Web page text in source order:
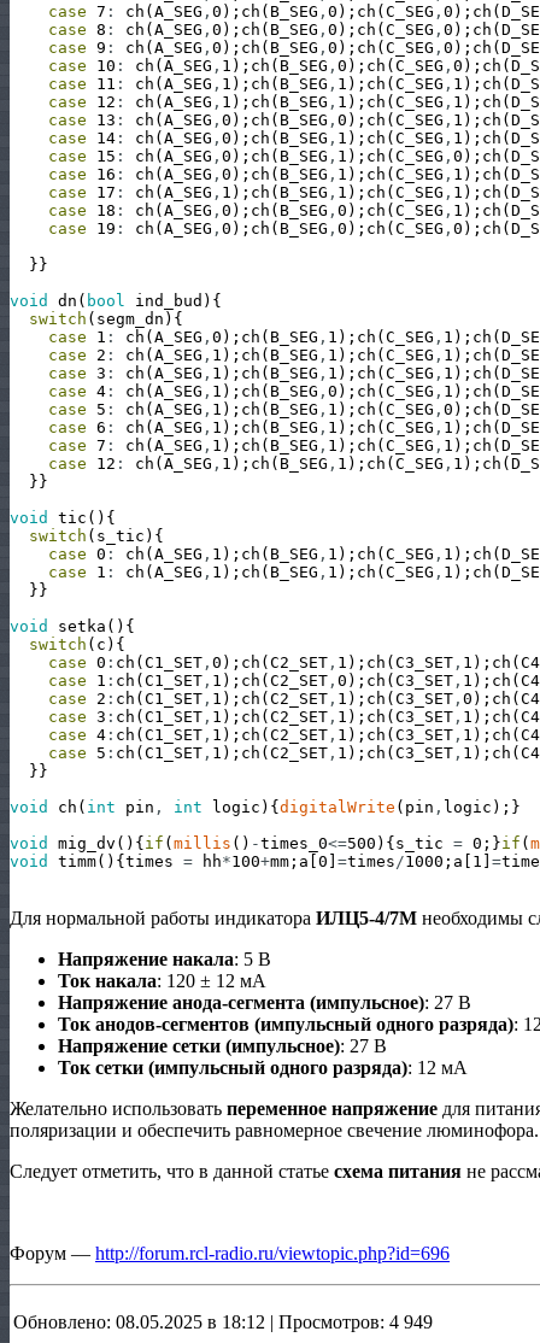
case 7 : ch (A_SEG , 0 ) ; ch ( B_SEG , 0 ) ; ch (C_SEG , 0 ) ; ch (
case 8 : ch (A_SEG , 0 ) ; ch ( B_SEG , 0 ) ; ch (C_SEG , 0 ) ; ch (
case 9 : ch (A_SEG , 0 ) ; ch ( B_SEG , 0 ) ; ch (C_SEG , 0 ) ; ch (
case
10 : ch (A_SEG , 1 ) ; ch ( B_SEG , 0 ) ; ch (C_SEG , 0 ) ; ch (
case
11 : ch (A_SEG , 1 ) ; ch ( B_SEG , 1 ) ; ch (C_SEG , 1 ) ; ch (
case
12 : ch (A_SEG , 1 ) ; ch ( B_SEG , 1 ) ; ch (C_SEG , 1 ) ; ch (
case
13 : ch (A_SEG , 0 ) ; ch ( B_SEG , 0 ) ; ch (C_SEG , 1 ) ; ch (
case
14 : ch (A_SEG , 0 ) ; ch ( B_SEG , 1 ) ; ch (C_SEG , 1 ) ; ch (
case
15 : ch (A_SEG , 0 ) ; ch ( B_SEG , 1 ) ; ch (C_SEG , 0 ) ; ch (
case
16 : ch (A_SEG , 0 ) ; ch ( B_SEG , 1 ) ; ch (C_SEG , 1 ) ; ch (
case
17 : ch (A_SEG , 1 ) ; ch ( B_SEG , 1 ) ; ch (C_SEG , 1 ) ; ch (
case
18 : ch (A_SEG , 0 ) ; ch ( B_SEG , 0 ) ; ch (C_SEG , 1 ) ; ch (
case
19 : ch (A_SEG , 0 ) ; ch ( B_SEG , 0 ) ; ch (C_SEG , 0 ) ; ch (
}}
void
dn ( bool ind_bud ) {
switch ( segm_dn ) {
case
1 : ch (A_SEG , 0 ) ; ch ( B_SEG , 1 ) ; ch (C_SEG , 1 ) ; ch (
case
2 : ch (A_SEG , 1 ) ; ch ( B_SEG , 1 ) ; ch (C_SEG , 1 ) ; ch (
case 3 : ch (A_SEG , 1 ) ; ch ( B_SEG , 1 ) ; ch (C_SEG , 1 ) ; ch (
case 4 : ch (A_SEG , 1 ) ; ch ( B_SEG , 0 ) ; ch (C_SEG , 1 ) ; ch (
case
5 : ch (A_SEG , 1 ) ; ch ( B_SEG , 1 ) ; ch (C_SEG , 0 ) ; ch (
case 6 : ch (A_SEG , 1 ) ; ch ( B_SEG , 1 ) ; ch (C_SEG , 1 ) ; ch (
case 7 : ch (A_SEG , 1 ) ; ch ( B_SEG , 1 ) ; ch (C_SEG , 1 ) ; ch (
case
12 : ch (A_SEG , 1 ) ; ch ( B_SEG , 1 ) ; ch (C_SEG , 1 ) ; ch (
}}
void
tic ( ) {
switch ( s_tic ) {
case 0 : ch (A_SEG , 1 ) ; ch ( B_SEG , 1 ) ; ch (C_SEG , 1 ) ; ch (
case
1 : ch (A_SEG , 1 ) ; ch ( B_SEG , 1 ) ; ch (C_SEG , 1 ) ; ch (
}}
void
setka ( ) {
switch ( c ) {
case 0 : ch (C1_SET , 0 ) ; ch (C2_SET , 1 ) ; ch (C3_SET , 1 ) ; ch (
case
1 : ch (C1_SET , 1 ) ; ch (C2_SET , 0 ) ; ch (C3_SET , 1 ) ; ch (
case
2 : ch (C1_SET , 1 ) ; ch (C2_SET , 1 ) ; ch (C3_SET , 0 ) ; ch (
case 3 : ch (C1_SET , 1 ) ; ch (C2_SET , 1 ) ; ch (C3_SET , 1 ) ; ch (
case 4 : ch (C1_SET , 1 ) ; ch (C2_SET , 1 ) ; ch (C3_SET , 1 ) ; ch (
case
5 : ch (C1_SET , 1 ) ; ch (C2_SET , 1 ) ; ch (C3_SET , 1 ) ; ch (
}}
void
ch ( int pin , int logic ) {digitalWrite ( pin , logic ) ; }
void
mig_dv ( ) {if (millis ( ) -times_0<=500 ) {s_tic = 0 ; }if (
void
timm( ) {times = hh*100+mm ; a [0 ] =times /1000 ; a [ 1 ] =
Для нормальной работы индикатора ИЛЦ5-4/7М необходимы
Напряжение накала: 5 В
Ток накала: 120 ± 12 мА
Напряжение анода-сегмента (импульсное): 27 В
Ток анодов-сегментов (импульсный одного разряда):
Напряжение сетки (импульсное): 27 В
Ток сетки (импульсный одного разряда): 12 мА
Желательно использовать переменное напряжение для
поляризации и обеспечить равномерное свечение
Следует отметить, что в данной статье схема питания не
Форум — http://forum.rcl-radio.ru/viewtopic.php?id=696
Обновлено: 08.05.2025 в 18:12 | Просмотров: 4 949